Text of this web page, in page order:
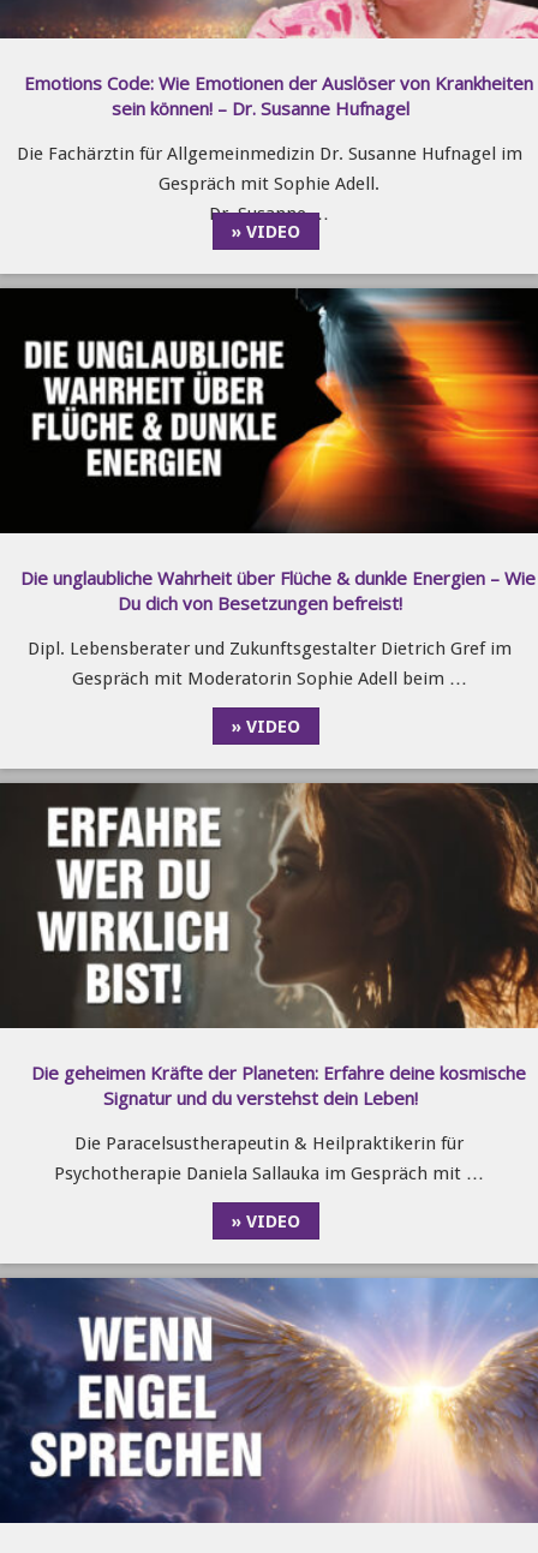
Emotions Code: Wie Emotionen der Auslöser von Krankheiten
sein können! – Dr. Susanne Hufnagel
Die Fachärztin für Allgemeinmedizin Dr. Susanne Hufnagel im
Gespräch mit Sophie Adell.
Dr. Susanne …
» VIDEO
Die unglaubliche Wahrheit über Flüche & dunkle Energien – Wie
Du dich von Besetzungen befreist!
Dipl. Lebensberater und Zukunftsgestalter Dietrich Gref im
Gespräch mit Moderatorin Sophie Adell beim …
» VIDEO
Die geheimen Kräfte der Planeten: Erfahre deine kosmische
Signatur und du verstehst dein Leben!
Die Paracelsustherapeutin & Heilpraktikerin für
Psychotherapie Daniela Sallauka im Gespräch mit …
» VIDEO